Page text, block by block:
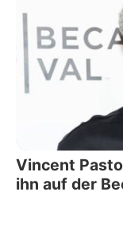
Vincent
ihn auf der